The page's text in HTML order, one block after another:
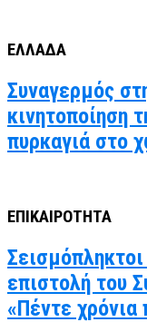
ΕΛΛΑΔΑ
Συναγερμός
κινητοποίηση
πυρκαγιά στο
ΕΠΙΚΑΙΡΟΤΗΤΑ
επιστολή του
«Πέντε χρόνια